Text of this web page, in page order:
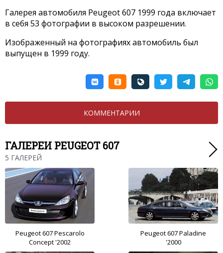
Галерея автомобиля Peugeot 607 1999 года включает
в себя 53 фотографии в высоком разрешении.
Изображенный на фотографиях автомобиль был
выпущен в 1999 году.
КОММЕНТАРИИ
ГАЛЕРЕИ PEUGEOT 607
5 ГАЛЕРЕЙ
Peugeot 607 Pescarolo
Concept '2002
Peugeot 607 Paladine
'2000